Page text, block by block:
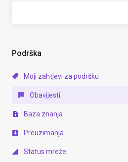
Podrška
Moji zahtjevi za podršku
Obavijesti
Baza znanja
Preuzimanja
Status mreže